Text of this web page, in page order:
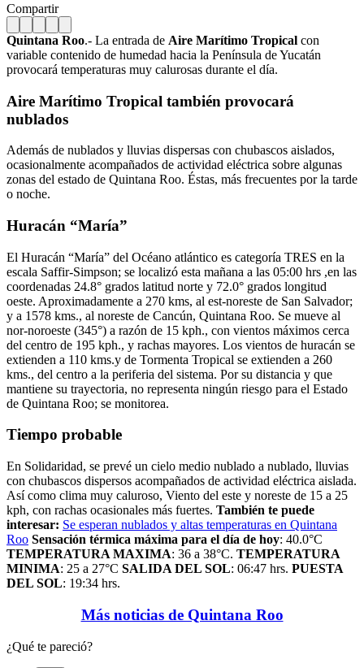
Compartir
Quintana Roo.- La entrada de Aire Marítimo Tropical con
variable contenido de humedad hacia la Península de Yucatán
provocará temperaturas muy calurosas durante el día.
Aire Marítimo Tropical también provocará
nublados
Además de nublados y lluvias dispersas con chubascos aislados,
ocasionalmente acompañados de actividad eléctrica sobre algunas
zonas del estado de Quintana Roo. Éstas, más frecuentes por la tarde
o noche.
Huracán “María”
El Huracán “María” del Océano atlántico es categoría TRES en la
escala Saffir-Simpson; se localizó esta mañana a las 05:00 hrs ,en las
coordenadas 24.8° grados latitud norte y 72.0° grados longitud
oeste. Aproximadamente a 270 kms, al est-noreste de San Salvador;
y a 1578 kms., al noreste de Cancún, Quintana Roo. Se mueve al
nor-noroeste (345°) a razón de 15 kph., con vientos máximos cerca
del centro de 195 kph., y rachas mayores. Los vientos de huracán se
extienden a 110 kms.y de Tormenta Tropical se extienden a 260
kms., del centro a la periferia del sistema. Por su distancia y que
mantiene su trayectoria, no representa ningún riesgo para el Estado
de Quintana Roo; se monitorea.
Tiempo probable
En Solidaridad, se prevé un cielo medio nublado a nublado, lluvias
con chubascos dispersos acompañados de actividad eléctrica aislada.
Así como clima muy caluroso, Viento del este y noreste de 15 a 25
kph, con rachas ocasionales más fuertes. También te puede
interesar: Se esperan nublados y altas temperaturas en Quintana
Roo Sensación térmica máxima para el día de hoy: 40.0°C
TEMPERATURA MAXIMA: 36 a 38°C. TEMPERATURA
MINIMA: 25 a 27°C SALIDA DEL SOL: 06:47 hrs. PUESTA
DEL SOL: 19:34 hrs.
Más noticias de Quintana Roo
¿Qué te pareció?